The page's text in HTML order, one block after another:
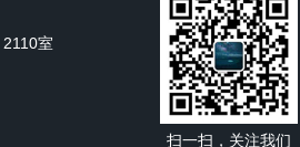
室
扫一扫，关注我们